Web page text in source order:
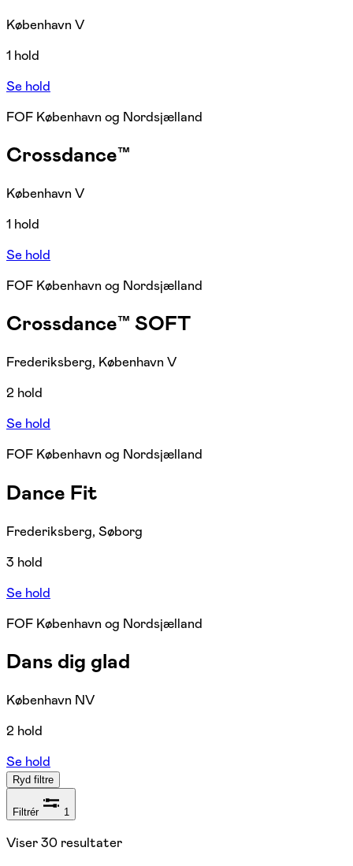
København V
1 hold
Se hold
FOF København og Nordsjælland
Crossdance™
København V
1 hold
Se hold
FOF København og Nordsjælland
Crossdance™ SOFT
Frederiksberg, København V
2 hold
Se hold
FOF København og Nordsjælland
Dance Fit
Frederiksberg, Søborg
3 hold
Se hold
FOF København og Nordsjælland
Dans dig glad
København NV
2 hold
Se hold
Ryd filtre
Filtrér 1
Viser30 resultater